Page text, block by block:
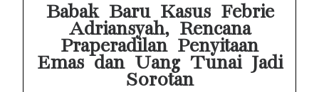
Babak Baru Kasus Febrie
Adriansyah, Rencana
Praperadilan Penyitaan
Emas dan Uang Tunai Jadi
Sorotan